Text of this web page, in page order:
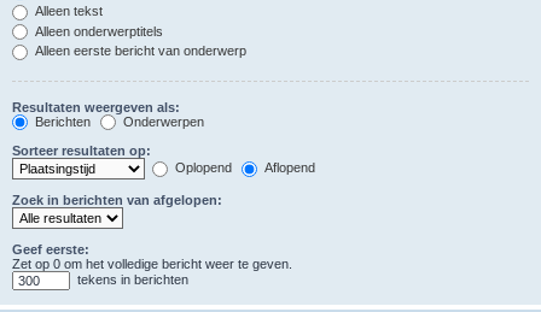
Alleen tekst
Alleen onderwerptitels
Alleen eerste bericht van onderwerp
Resultaten weergeven als:
Berichten
Onderwerpen
Sorteer resultaten op:
Oplopend
Aflopend
Zoek in berichten van afgelopen:
Geef eerste:
Zet op 0 om het volledige bericht weer te geven.
tekens in berichten